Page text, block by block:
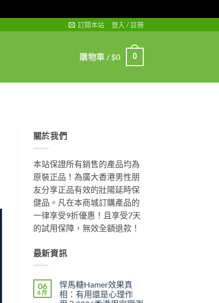
訂閱本站 登入 / 註冊
購物車 /$0 0
關於我們
本站保證所有銷售的產品均為
原裝正品！為廣大香港男性朋
友分享正品有效的壯陽延時保
健品。凡在本商城訂購產品的
一律享受9折優惠！且享受7天
的試用保障，無效全額退款！
最新資訊
06
8 月
悍馬糖Hamer效果真
相：有用還是心理作